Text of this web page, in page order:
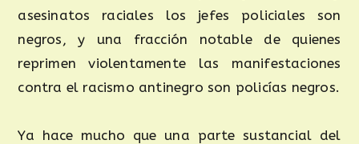
asesinatos raciales los jefes policiales son
negros, y una fracción notable de quienes
reprimen violentamente las manifestaciones
contra el racismo antinegro son policías negros.
Ya hace mucho que una parte sustancial del